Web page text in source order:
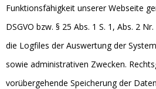
Funktionsfähigkeit unserer Webseite
DSGVO bzw. § 25 Abs. 1 S. 1, Abs. 2
die Logfiles der Auswertung der
sowie administrativen Zwecken.
vorübergehende Speicherung der